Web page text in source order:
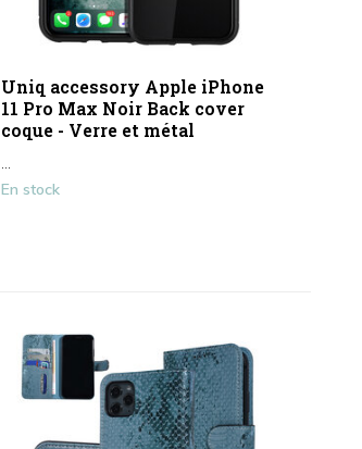
Uniq accessory Apple iPhone
11 Pro Max Noir Back cover
coque - Verre et métal
...
En stock